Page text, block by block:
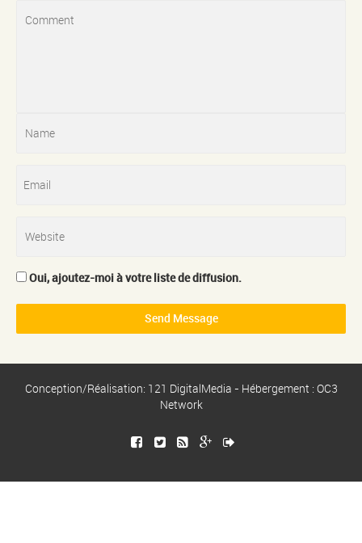
Oui, ajoutez-moi à votre liste de diffusion.
Conception/Réalisation: 121 DigitalMedia - Hébergement : OC3
Network